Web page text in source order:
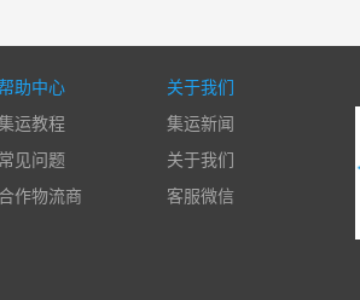
助中心
集运教程
常见问题
合作物流商
关于我们
集运新闻
关于我们
客服微信